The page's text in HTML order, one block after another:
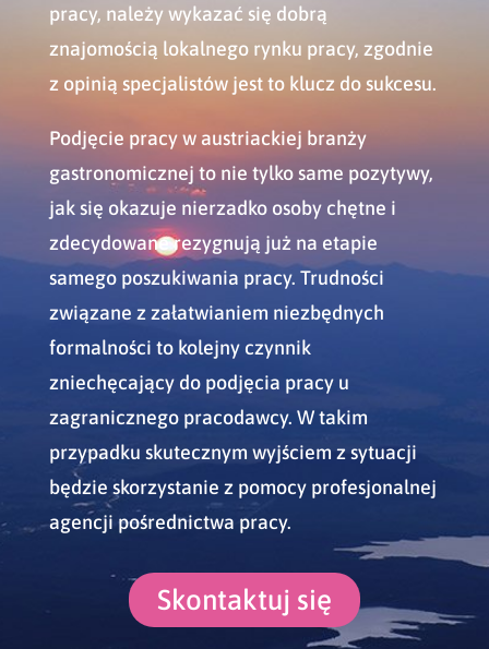
pracy, należy wykazać się dobrą
znajomością lokalnego rynku pracy, zgodnie
z opinią specjalistów jest to klucz do sukcesu.
Podjęcie pracy w austriackiej branży
gastronomicznej to nie tylko same pozytywy,
jak się okazuje nierzadko osoby chętne i
zdecydowane rezygnują już na etapie
samego poszukiwania pracy. Trudności
związane z załatwianiem niezbędnych
formalności to kolejny czynnik
zniechęcający do podjęcia pracy u
zagranicznego pracodawcy. W takim
przypadku skutecznym wyjściem z sytuacji
będzie skorzystanie z pomocy profesjonalnej
agencji pośrednictwa pracy.
Skontaktuj się